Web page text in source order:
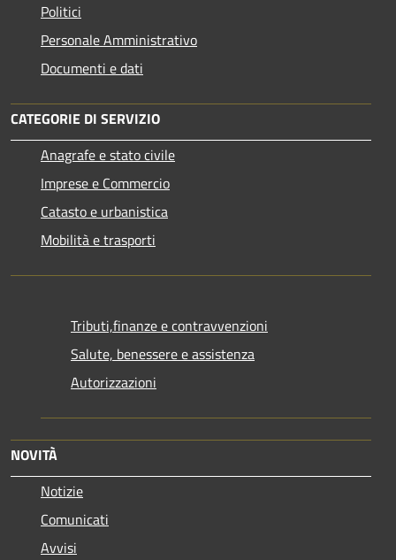
Politici
Personale Amministrativo
Documenti e dati
CATEGORIE DI SERVIZIO
Anagrafe e stato civile
Imprese e Commercio
Catasto e urbanistica
Mobilità e trasporti
Tributi,finanze e contravvenzioni
Salute, benessere e assistenza
Autorizzazioni
NOVITÀ
Notizie
Comunicati
Avvisi